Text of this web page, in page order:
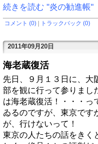
続きを読む "炎の勧進帳"
コメント (0) トラックバック (0)
2011年09月20日
海老蔵復活
先日、９月１３日に、大
部を観に行って参りまし
は海老蔵復活！・・・っ
ゐるのですが、東京です
が、行けないって！
東京の人たちの話をきく